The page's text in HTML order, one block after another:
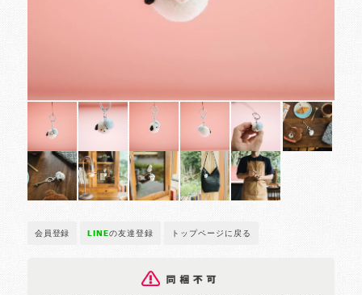
会員登録 LINEの友達登録 トップページに戻る